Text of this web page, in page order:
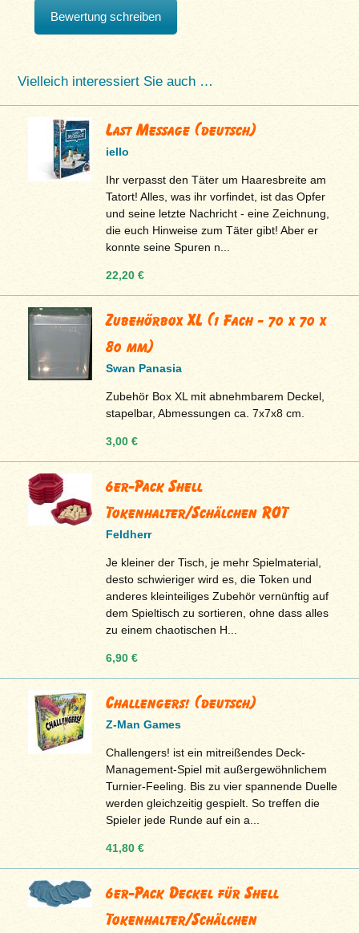
Bewertung schreiben
Vielleich interessiert Sie auch …
Last Message (deutsch)
iello
Ihr verpasst den Täter um Haaresbreite am
Tatort! Alles, was ihr vorfindet, ist das Opfer
und seine letzte Nachricht - eine Zeichnung,
die euch Hinweise zum Täter gibt! Aber er
konnte seine Spuren n...
22,20 €
Zubehörbox XL (1 Fach - 70 x 70 x
80 mm)
Swan Panasia
Zubehör Box XL mit abnehmbarem Deckel,
stapelbar, Abmessungen ca. 7x7x8 cm.
3,00 €
6er-Pack Shell
Tokenhalter/Schälchen ROT
Feldherr
Je kleiner der Tisch, je mehr Spielmaterial,
desto schwieriger wird es, die Token und
anderes kleinteiliges Zubehör vernünftig auf
dem Spieltisch zu sortieren, ohne dass alles
zu einem chaotischen H...
6,90 €
Challengers! (deutsch)
Z-Man Games
Challengers! ist ein mitreißendes Deck-
Management-Spiel mit außergewöhnlichem
Turnier-Feeling. Bis zu vier spannende Duelle
werden gleichzeitig gespielt. So treffen die
Spieler jede Runde auf ein a...
41,80 €
6er-Pack Deckel für Shell
Tokenhalter/Schälchen